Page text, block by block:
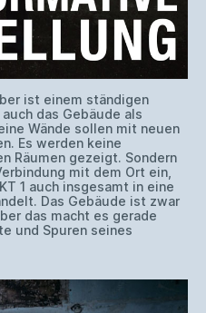
ist einem ständigen
das Gebäude als
Wände sollen mit neuen
Es werden keine
Räumen gezeigt. Sondern
mit dem Ort ein,
1 auch insgesamt in eine
Das Gebäude ist zwar
das macht es gerade
und Spuren seines